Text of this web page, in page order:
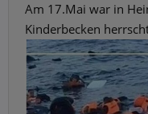
Am 17.Mai war in
Kinderbecken